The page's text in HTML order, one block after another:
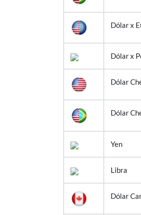
Dólar x
Dólar x
Dólar
Dólar
Yen
Libra
Dólar